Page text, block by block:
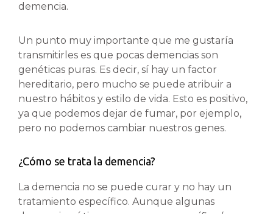
demencia.
Un punto muy importante que me gustaría
transmitirles es que pocas demencias son
genéticas puras. Es decir, sí hay un factor
hereditario, pero mucho se puede atribuir a
nuestro hábitos y estilo de vida. Esto es positivo,
ya que podemos dejar de fumar, por ejemplo,
pero no podemos cambiar nuestros genes.
¿Cómo se trata la demencia?
La demencia no se puede curar y no hay un
tratamiento específico. Aunque algunas